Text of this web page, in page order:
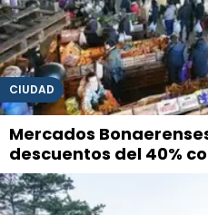
CIUDAD
Mercados
descuentos del 40%